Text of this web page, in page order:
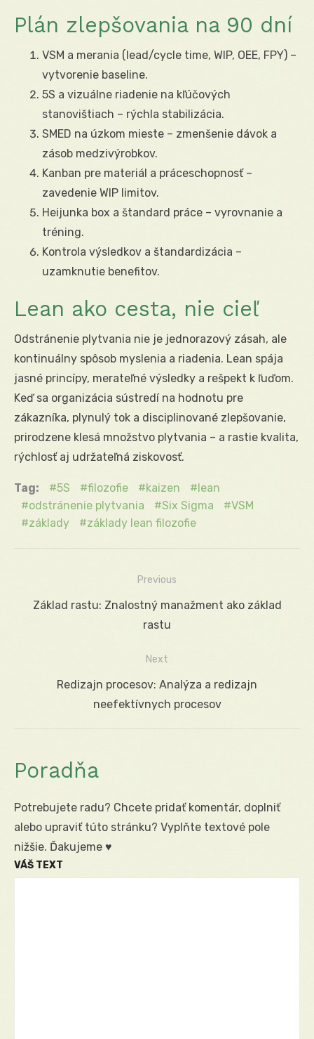
Plán zlepšovania na 90 dní
VSM a merania (lead/cycle time, WIP, OEE, FPY) –
vytvorenie baseline.
5S a vizuálne riadenie na kľúčových
stanovištiach – rýchla stabilizácia.
SMED na úzkom mieste – zmenšenie dávok a
zásob medzivýrobkov.
Kanban pre materiál a práceschopnosť –
zavedenie WIP limitov.
Heijunka box a štandard práce – vyrovnanie a
tréning.
Kontrola výsledkov a štandardizácia –
uzamknutie benefitov.
Lean ako cesta, nie cieľ
Odstránenie plytvania nie je jednorazový zásah, ale
kontinuálny spôsob myslenia a riadenia. Lean spája
jasné princípy, merateľné výsledky a rešpekt k ľuďom.
Keď sa organizácia sústredí na hodnotu pre
zákazníka, plynulý tok a disciplinované zlepšovanie,
prirodzene klesá množstvo plytvania – a rastie kvalita,
rýchlosť aj udržateľná ziskovosť.
Tag: 5S filozofie kaizen
lean
odstránenie plytvania
Six Sigma
VSM
základy
základy lean filozofie
Navigácia
Previous
Previous
Základ rastu: Znalostný manažment ako základ
rastu
Next
Redizajn procesov: Analýza a redizajn
neefektívnych procesov
Poradňa
Potrebujete radu? Chcete pridať komentár, doplniť
alebo upraviť túto stránku? Vyplňte textové pole
nižšie. Ďakujeme ♥
VÁŠ TEXT